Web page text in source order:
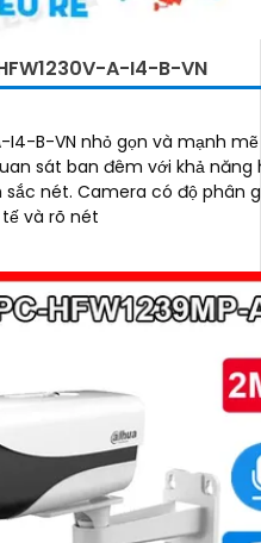
A-I4-B-VN
I4-B-VN nhỏ gọn và mạnh
sát ban đêm với khả năng
giải FULL
tế và rõ nét